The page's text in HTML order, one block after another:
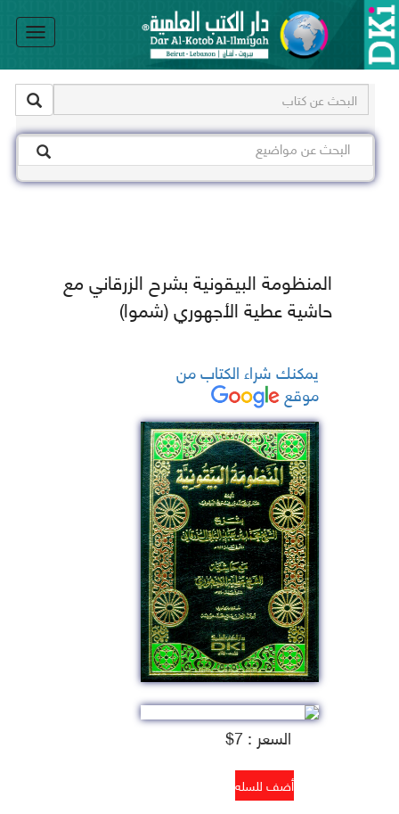
المنظومة البيقونية بشرح الزرقاني مع
حاشية عطية الأجهوري (شموا)
يمكنك شراء الكتاب من
موقع
السعر : 7$